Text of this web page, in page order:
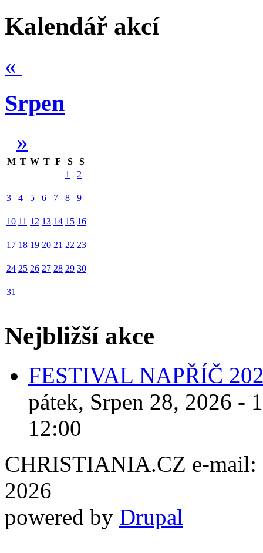
Kalendář akcí
«
Srpen
»
M T W T F S
S
1
2
3 4 5 6 7 8 9
10 11 12 13 14 15 16
17 18 19 20 21 22 23
24 25 26 27 28 29 30
31
Nejbližší akce
FESTIVAL NAPŘÍČ
pátek, Srpen 28, 2026 -
12:00
CHRISTIANIA.CZ e-mail:
2026
powered by Drupal